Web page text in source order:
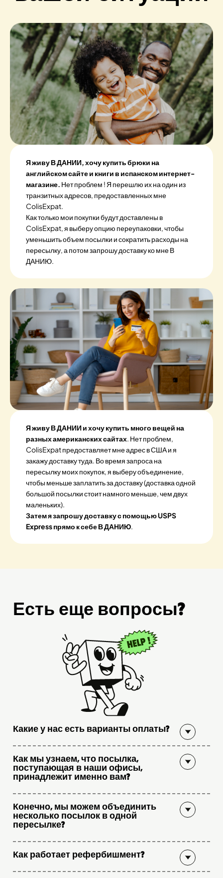
Я живу В ДАНИИ, хочу купить брюки на
английском сайте и книги в испанском интернет-
магазине. Нет проблем ! Я перешлю их на один из
транзитных адресов, предоставленных мне
ColisExpat.
Как только мои покупки будут доставлены в
ColisExpat, я выберу опцию переупаковки, чтобы
уменьшить объем посылки и сократить расходы на
пересылку, а потом запрошу доставку ко мне В
ДАНИЮ.
Я живу В ДАНИИ и хочу купить много вещей на
разных американских сайтах. Нет проблем,
ColisExpat предоставляет мне адрес в США и я
закажу доставку туда. Во время запроса на
пересылку моих покупок, я выберу объединение,
чтобы меньше заплатить за доставку (доставка одной
большой посылки стоит намного меньше, чем двух
маленьких).
Затем я запрошу доставку с помощью USPS
Express прямо к себе В ДАНИЮ.
Есть еще вопросы?
Какие у нас есть варианты оплаты?
Как мы узнаем, что посылка,
поступающая в наши офисы,
принадлежит именно вам?
Конечно, мы можем объединить
несколько посылок в одной
пересылке?
Как работает рефербишмент?